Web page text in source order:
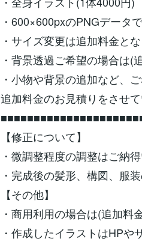
・600×600pxのPNGデータ
・サイズ変更は追加料金と
・背景透過ご希望の場合は(
・小物や背景の追加など、
追加料金のお見積りをさせて
【修正について】
・微調整程度の調整はご納
・完成後の髪形、構図、服
【その他】
・商用利用の場合は(追加料
・作成したイラストはHPや